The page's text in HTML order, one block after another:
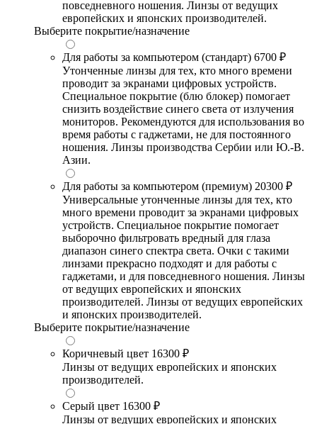
повседневного ношения. Линзы от ведущих
европейских и японских производителей.
Выберите покрытие/назначение
Для работы за компьютером (стандарт) 6700 ₽
Утонченные линзы для тех, кто много времени
проводит за экранами цифровых устройств.
Специальное покрытие (блю блокер) помогает
снизить воздействие синего света от излучения
мониторов. Рекомендуются для использования во
время работы с гаджетами, не для постоянного
ношения. Линзы производства Сербии или Ю.-В.
Азии.
Для работы за компьютером (премиум) 20300 ₽
Универсальные утонченные линзы для тех, кто
много времени проводит за экранами цифровых
устройств. Специальное покрытие помогает
выборочно фильтровать вредный для глаза
диапазон синего спектра света. Очки с такими
линзами прекрасно подходят и для работы с
гаджетами, и для повседневного ношения. Линзы
от ведущих европейских и японских
производителей. Линзы от ведущих европейских
и японских производителей.
Выберите покрытие/назначение
Коричневый цвет 16300 ₽
Линзы от ведущих европейских и японских
производителей.
Серый цвет 16300 ₽
Линзы от ведущих европейских и японских